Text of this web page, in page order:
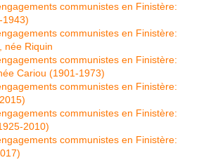
communistes en Finistère:
1943)
communistes en Finistère:
née Riquin
communistes en Finistère:
Cariou (1901-1973)
communistes en Finistère:
communistes en Finistère:
2010)
communistes en Finistère: